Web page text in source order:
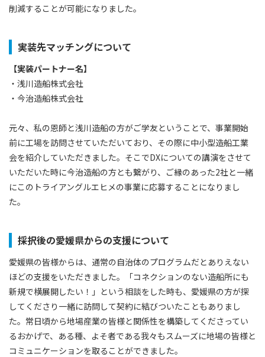
削減することが可能になりました。
実装先マッチングについて
【実装パートナー名】
・浅川造船株式会社
・今治造船株式会社
元々、私の恩師と浅川造船の方がご学友ということで、事業開始
前に工場を訪問させていただいており、その際に中小型造船工業
会を紹介していただきました。そこでDXについての講演をさせて
いただいた時に今治造船の方とも繋がり、ご縁のあった2社と一緒
にこのトライアングルエヒメの事業に応募することになりまし
た。
採択後の愛媛県からの支援について
愛媛県の皆様からは、通常の自治体のプログラムだとありえない
ほどの支援をいただきました。「コネクションのない造船所にも
新規で横展開したい！」という相談をした時も、愛媛県の方が探
してくださり一緒に訪問して契約に結びついたこともありまし
た。常日頃から地場産業の皆様と関係性を構築してくださってい
るおかげで、ある種、よそ者である我々もスムーズに地場の皆様と
コミュニケーションを取ることができました。